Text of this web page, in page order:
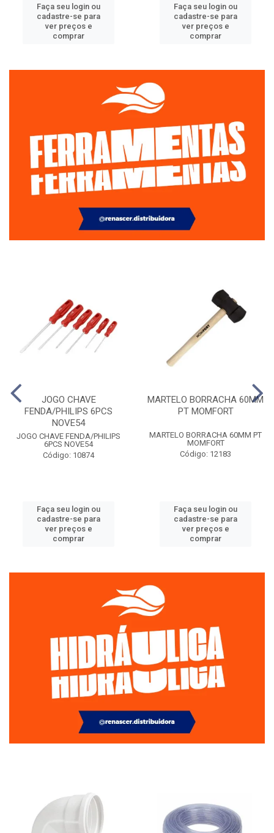
Faça seu login ou
cadastre-se para
ver preços e
comprar
Faça seu login ou
cadastre-se para
ver preços e
comprar
JOGO CHAVE
FENDA/PHILIPS 6PCS
NOVE54
JOGO CHAVE FENDA/PHILIPS
6PCS NOVE54
Código: 10874
Faça seu login ou
cadastre-se para
ver preços e
comprar
MARTELO BORRACHA 60MM
PT MOMFORT
MARTELO BORRACHA 60MM PT
MOMFORT
Código: 12183
Faça seu login ou
cadastre-se para
ver preços e
comprar